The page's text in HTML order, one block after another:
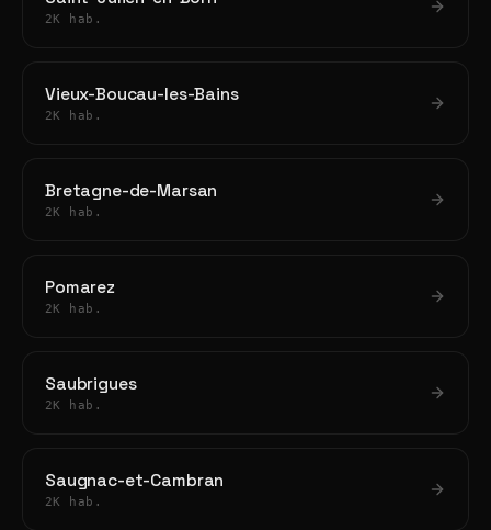
2K hab.
Vieux-Boucau-les-Bains
2K hab.
Bretagne-de-Marsan
2K hab.
Pomarez
2K hab.
Saubrigues
2K hab.
Saugnac-et-Cambran
2K hab.